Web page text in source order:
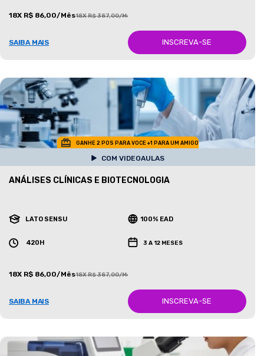
18X R$ 86,00/Mês18X R$ 387,00/Mês
SAIBA MAIS INSCREVA-SE
GANHE 2 POS PARA VOCE +1 PARA UM AMIGO
COM VIDEOAULAS
ANÁLISES CLÍNICAS E BIOTECNOLOGIA
LATO SENSU 100% EAD
420H 3 A 12 MESES
18X R$ 86,00/Mês18X R$ 387,00/Mês
SAIBA MAIS INSCREVA-SE